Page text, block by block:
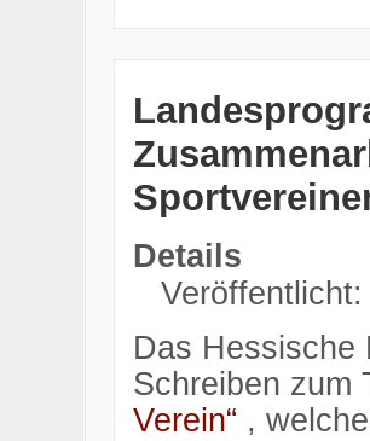
Details
Das Hessische
Schreiben zum
Verein“ ,